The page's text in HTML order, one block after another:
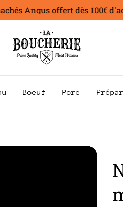
Angus offert dès 100€
Boeuf Porc